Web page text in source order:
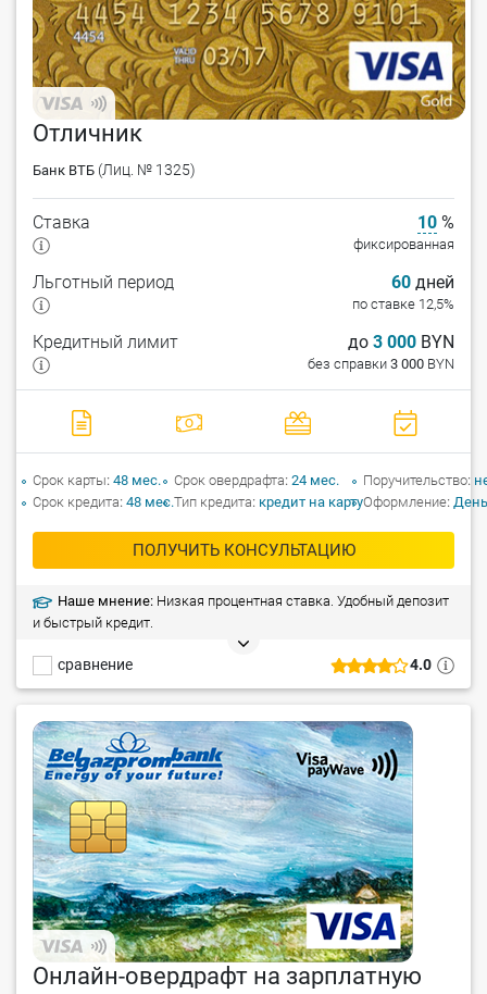
Отличник
Банк ВТБ (Лиц. № 1325)
4.0
сравнение
Ставка 10 %
фиксированная
Льготный период 60 дней
по ставке 12,5%
Кредитный лимит до 3 000 BYN
без справки 3 000 BYN
ПОЛУЧИТЬ КОНСУЛЬТАЦИЮ
Срок карты 48 мес.
Срок кредита 48 мес.
Срок овердрафта 24 мес.
Тип кредита кредит на карту
Поручительство
Оформление
Наше мнение: Низкая процентная ставка. Удобный депозит
и быстрый кредит.
Онлайн-овердрафт на зарплатную